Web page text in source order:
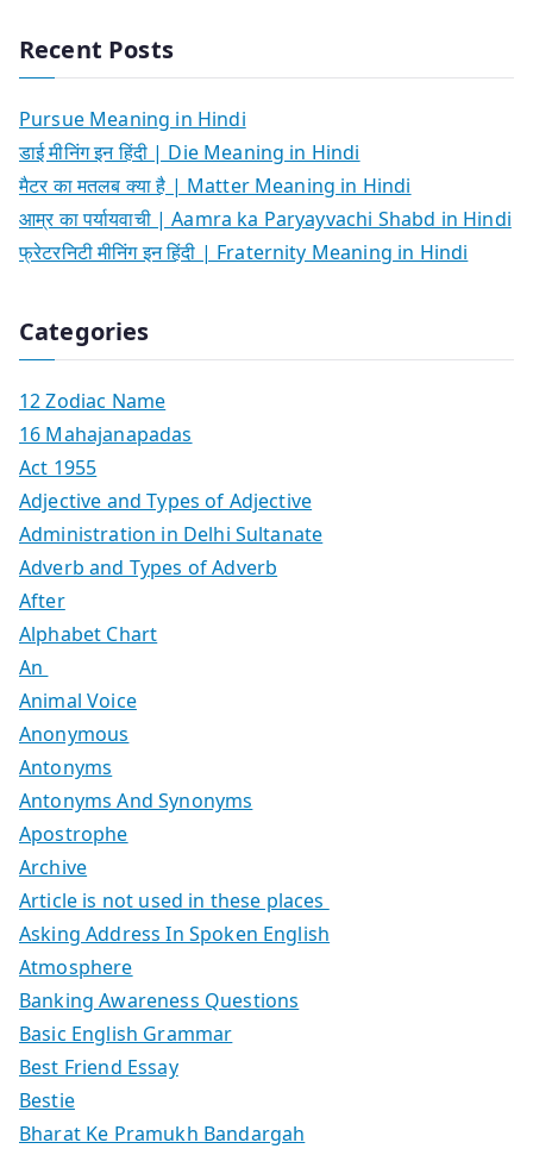
Recent Posts
Pursue Meaning in Hindi
डाई मीनिंग इन हिंदी | Die Meaning in Hindi
मैटर का मतलब क्या है | Matter Meaning in Hindi
आम्र का पर्यायवाची | Aamra ka Paryayvachi Shabd in Hindi
फ्रेटरनिटी मीनिंग इन हिंदी | Fraternity Meaning in Hindi
Categories
12 Zodiac Name
16 Mahajanapadas
Act 1955
Adjective and Types of Adjective
Administration in Delhi Sultanate
Adverb and Types of Adverb
After
Alphabet Chart
An
Animal Voice
Anonymous
Antonyms
Antonyms And Synonyms
Apostrophe
Archive
Article is not used in these places
Asking Address In Spoken English
Atmosphere
Banking Awareness Questions
Basic English Grammar
Best Friend Essay
Bestie
Bharat Ke Pramukh Bandargah